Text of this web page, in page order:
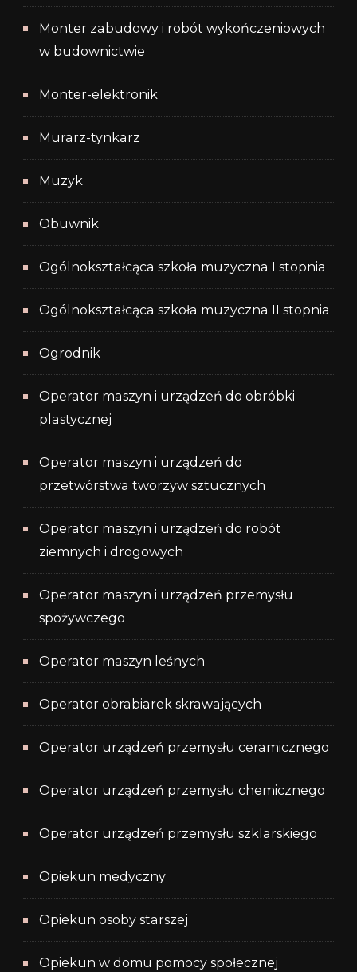
Monter zabudowy i robót wykończeniowych
w budownictwie
Monter-elektronik
Murarz-tynkarz
Muzyk
Obuwnik
Ogólnokształcąca szkoła muzyczna I stopnia
Ogólnokształcąca szkoła muzyczna II stopnia
Ogrodnik
Operator maszyn i urządzeń do obróbki
plastycznej
Operator maszyn i urządzeń do
przetwórstwa tworzyw sztucznych
Operator maszyn i urządzeń do robót
ziemnych i drogowych
Operator maszyn i urządzeń przemysłu
spożywczego
Operator maszyn leśnych
Operator obrabiarek skrawających
Operator urządzeń przemysłu ceramicznego
Operator urządzeń przemysłu chemicznego
Operator urządzeń przemysłu szklarskiego
Opiekun medyczny
Opiekun osoby starszej
Opiekun w domu pomocy społecznej